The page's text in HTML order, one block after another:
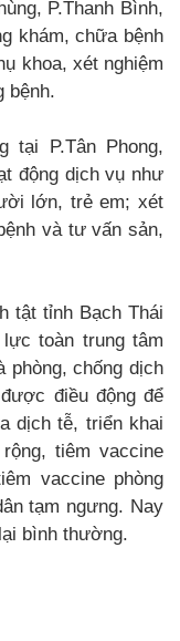
P.Thanh Bình,
khám, chữa bệnh
khoa, xét nghiệm
bệnh.
tại P.Tân Phong,
động dịch vụ như
lớn, trẻ em; xét
và tư vấn sản,
tật tỉnh Bạch Thái
toàn trung tâm
phòng, chống dịch
điều động để
dịch tễ, triển khai
tiêm vaccine
vaccine phòng
tạm ngưng. Nay
bình thường.